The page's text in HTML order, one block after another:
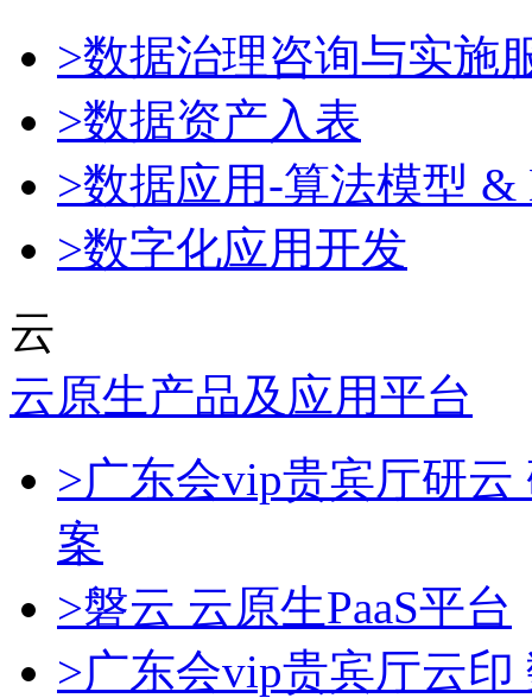
>数据治理咨询与实施
>数据资产入表
>数据应用-算法模型 &
>数字化应用开发
云
云原生产品及应用平台
>广东会vip贵宾厅研
案
>磐云 云原生PaaS平台
>广东会vip贵宾厅云